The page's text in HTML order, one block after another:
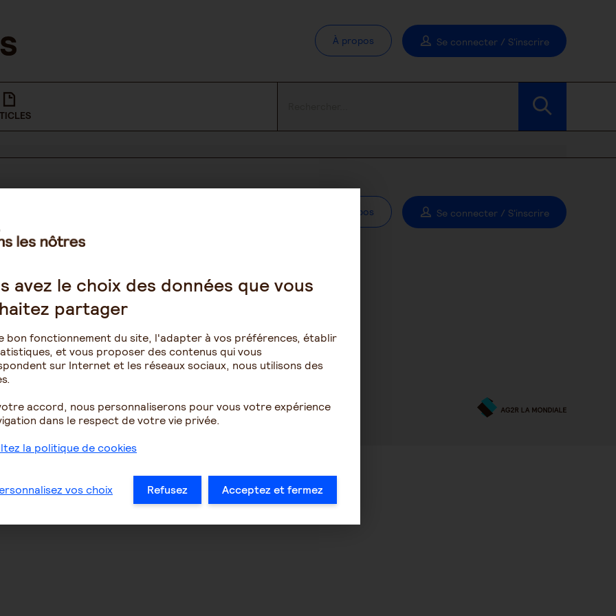
À propos Se connecter / S'inscrire
À propos Se connecter / S'inscrire
avez le choix des données que vous
partager
bon fonctionnement du site, l'adapter à vos préférences, établir
et vous proposer des contenus qui vous
sur Internet et les réseaux sociaux, nous utilisons des
accord, nous personnaliserons pour vous votre expérience
dans le respect de votre vie privée.
la politique de cookies
vos choix Refusez Acceptez et fermez